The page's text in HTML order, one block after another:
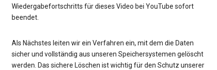
Wiedergabefortschritts für dieses Video bei YouTube sofort
beendet.
Als Nächstes leiten wir ein Verfahren ein, mit dem die Daten
sicher und vollständig aus unseren Speichersystemen gelöscht
werden. Das sichere Löschen ist wichtig für den Schutz unserer